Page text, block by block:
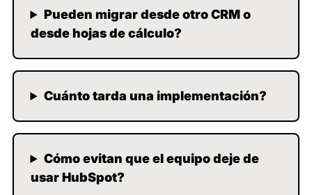
Coronado, S.
★★★★★5/5
Excelente atención y
Trabajo con b&o desde hace 4 años y agradezco el
apoyo en los diversos proyectos y su respuesta y
solución de problemas
Pueden migrar desde otro CRM o
desde hojas de cálculo?
Cuánto tarda una implementación?
Cómo evitan que el equipo deje de
usar HubSpot?